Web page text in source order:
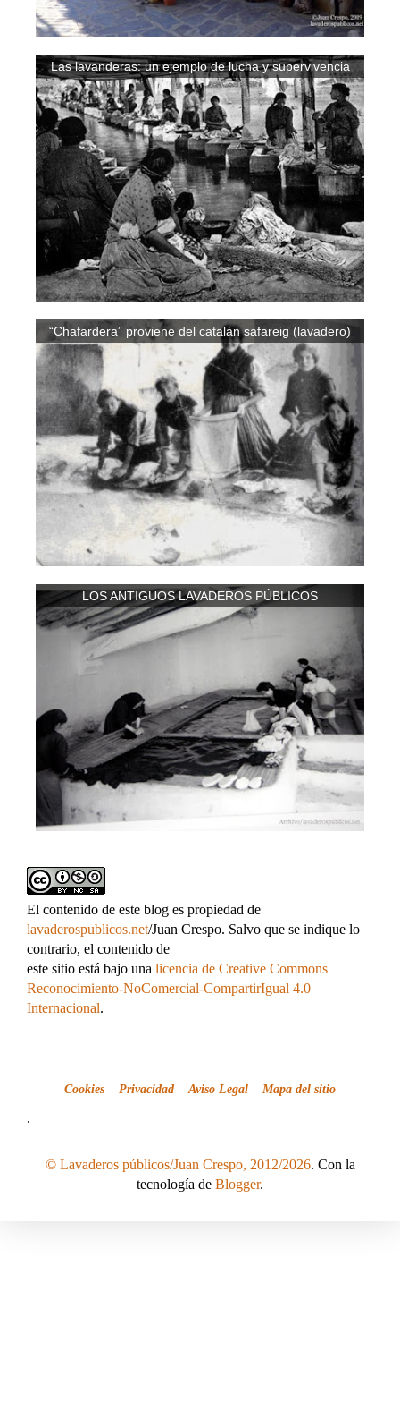
Las lavanderas: un ejemplo de lucha y supervivencia
“Chafardera” proviene del catalán safareig (lavadero)
LOS ANTIGUOS LAVADEROS PÚBLICOS
El contenido de este blog es propiedad de
lavaderospublicos.net/Juan Crespo. Salvo que se indique lo
contrario, el contenido de
este sitio está bajo una licencia de Creative Commons
Reconocimiento-NoComercial-CompartirIgual 4.0
Internacional.
Cookies Privacidad Aviso Legal Mapa del sitio
.
© Lavaderos públicos/Juan Crespo, 2012/2026. Con la
tecnología de Blogger.